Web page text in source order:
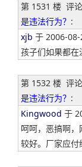
第 1531 楼 评论
是违法行为？ :
xjb 于 2006-
孩子们如果都在
第 1532 楼 评论
是违法行为？ :
Kingwood 于
呵呵，恶搞啊
较好。厂家应付